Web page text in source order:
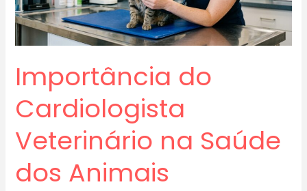
Importância do
Cardiologista
Veterinário na Saúde
dos Animais